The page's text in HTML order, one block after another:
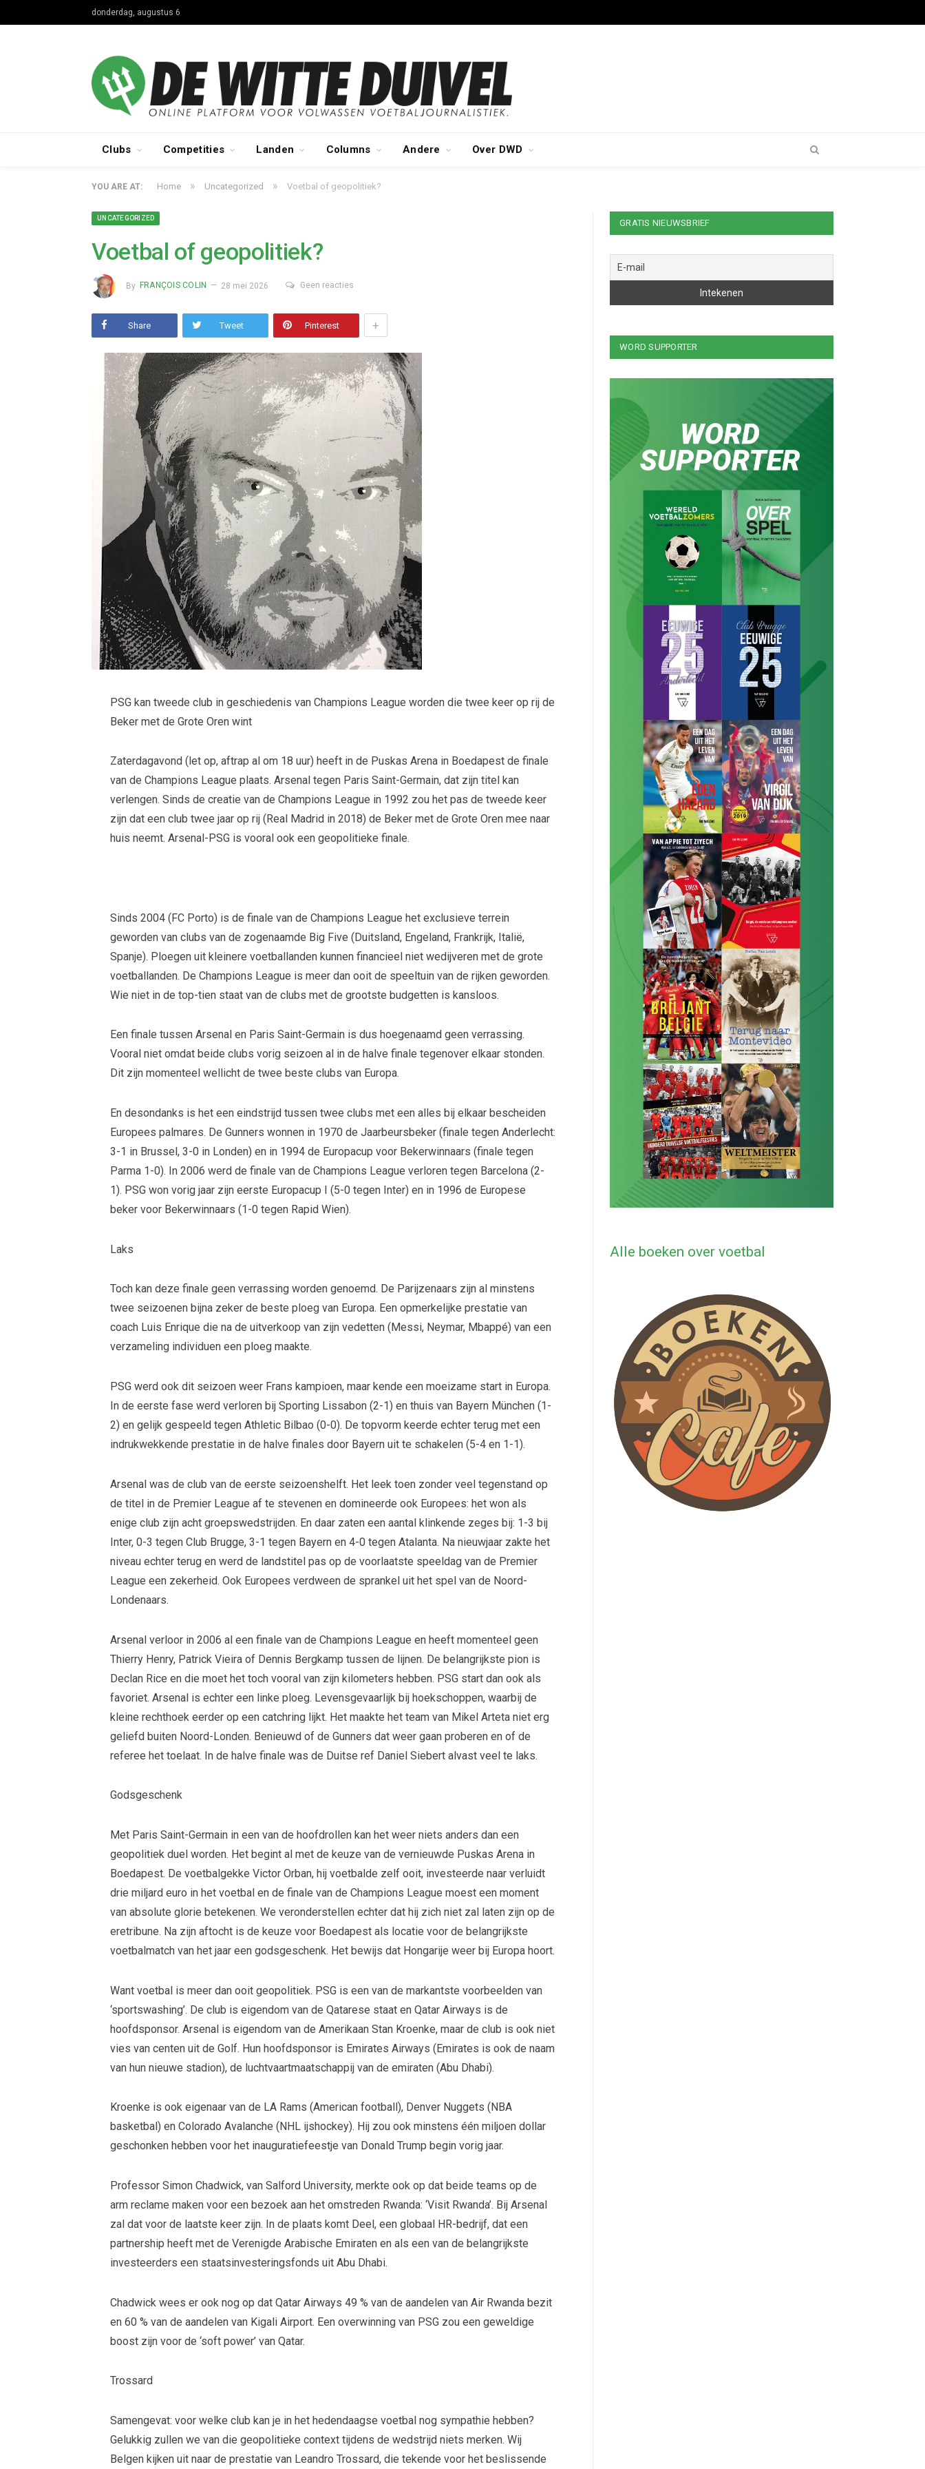
donderdag, augustus 6
Clubs Competities Landen Columns Andere Over DWD
YOU ARE AT: Home » Uncategorized » Voetbal of geopolitiek?
UNCATEGORIZED
Voetbal of geopolitiek?
By FRANÇOIS COLIN 28 mei 2026 Geen reacties
Share Tweet Pinterest +
PSG kan tweede club in geschiedenis van Champions League worden die twee keer op rij de
Beker met de Grote Oren wint
Zaterdagavond (let op, aftrap al om 18 uur) heeft in de Puskas Arena in Boedapest de finale
van de Champions League plaats. Arsenal tegen Paris Saint-Germain, dat zijn titel kan
verlengen. Sinds de creatie van de Champions League in 1992 zou het pas de tweede keer
zijn dat een club twee jaar op rij (Real Madrid in 2018) de Beker met de Grote Oren mee naar
huis neemt. Arsenal-PSG is vooral ook een geopolitieke finale.
Sinds 2004 (FC Porto) is de finale van de Champions League het exclusieve terrein
geworden van clubs van de zogenaamde Big Five (Duitsland, Engeland, Frankrijk, Italië,
Spanje). Ploegen uit kleinere voetballanden kunnen financieel niet wedijveren met de grote
voetballanden. De Champions League is meer dan ooit de speeltuin van de rijken geworden.
Wie niet in de top-tien staat van de clubs met de grootste budgetten is kansloos.
Een finale tussen Arsenal en Paris Saint-Germain is dus hoegenaamd geen verrassing.
Vooral niet omdat beide clubs vorig seizoen al in de halve finale tegenover elkaar stonden.
Dit zijn momenteel wellicht de twee beste clubs van Europa.
En desondanks is het een eindstrijd tussen twee clubs met een alles bij elkaar bescheiden
Europees palmares. De Gunners wonnen in 1970 de Jaarbeursbeker (finale tegen Anderlecht:
3-1 in Brussel, 3-0 in Londen) en in 1994 de Europacup voor Bekerwinnaars (finale tegen
Parma 1-0). In 2006 werd de finale van de Champions League verloren tegen Barcelona (2-
1). PSG won vorig jaar zijn eerste Europacup I (5-0 tegen Inter) en in 1996 de Europese
beker voor Bekerwinnaars (1-0 tegen Rapid Wien).
Laks
Toch kan deze finale geen verrassing worden genoemd. De Parijzenaars zijn al minstens
twee seizoenen bijna zeker de beste ploeg van Europa. Een opmerkelijke prestatie van
coach Luis Enrique die na de uitverkoop van zijn vedetten (Messi, Neymar, Mbappé) van een
verzameling individuen een ploeg maakte.
PSG werd ook dit seizoen weer Frans kampioen, maar kende een moeizame start in Europa.
In de eerste fase werd verloren bij Sporting Lissabon (2-1) en thuis van Bayern München (1-
2) en gelijk gespeeld tegen Athletic Bilbao (0-0). De topvorm keerde echter terug met een
indrukwekkende prestatie in de halve finales door Bayern uit te schakelen (5-4 en 1-1).
Arsenal was de club van de eerste seizoenshelft. Het leek toen zonder veel tegenstand op
de titel in de Premier League af te stevenen en domineerde ook Europees: het won als
enige club zijn acht groepswedstrijden. En daar zaten een aantal klinkende zeges bij: 1-3 bij
Inter, 0-3 tegen Club Brugge, 3-1 tegen Bayern en 4-0 tegen Atalanta. Na nieuwjaar zakte het
niveau echter terug en werd de landstitel pas op de voorlaatste speeldag van de Premier
League een zekerheid. Ook Europees verdween de sprankel uit het spel van de Noord-
Londenaars.
Arsenal verloor in 2006 al een finale van de Champions League en heeft momenteel geen
Thierry Henry, Patrick Vieira of Dennis Bergkamp tussen de lijnen. De belangrijkste pion is
Declan Rice en die moet het toch vooral van zijn kilometers hebben. PSG start dan ook als
favoriet. Arsenal is echter een linke ploeg. Levensgevaarlijk bij hoekschoppen, waarbij de
kleine rechthoek eerder op een catchring lijkt. Het maakte het team van Mikel Arteta niet erg
geliefd buiten Noord-Londen. Benieuwd of de Gunners dat weer gaan proberen en of de
referee het toelaat. In de halve finale was de Duitse ref Daniel Siebert alvast veel te laks.
Godsgeschenk
Met Paris Saint-Germain in een van de hoofdrollen kan het weer niets anders dan een
geopolitiek duel worden. Het begint al met de keuze van de vernieuwde Puskas Arena in
Boedapest. De voetbalgekke Victor Orban, hij voetbalde zelf ooit, investeerde naar verluidt
drie miljard euro in het voetbal en de finale van de Champions League moest een moment
van absolute glorie betekenen. We veronderstellen echter dat hij zich niet zal laten zijn op de
eretribune. Na zijn aftocht is de keuze voor Boedapest als locatie voor de belangrijkste
voetbalmatch van het jaar een godsgeschenk. Het bewijs dat Hongarije weer bij Europa hoort.
Want voetbal is meer dan ooit geopolitiek. PSG is een van de markantste voorbeelden van
‘sportswashing’. De club is eigendom van de Qatarese staat en Qatar Airways is de
hoofdsponsor. Arsenal is eigendom van de Amerikaan Stan Kroenke, maar de club is ook niet
vies van centen uit de Golf. Hun hoofdsponsor is Emirates Airways (Emirates is ook de naam
van hun nieuwe stadion), de luchtvaartmaatschappij van de emiraten (Abu Dhabi).
Kroenke is ook eigenaar van de LA Rams (American football), Denver Nuggets (NBA
basketbal) en Colorado Avalanche (NHL ijshockey). Hij zou ook minstens één miljoen dollar
geschonken hebben voor het inauguratiefeestje van Donald Trump begin vorig jaar.
Professor Simon Chadwick, van Salford University, merkte ook op dat beide teams op de
arm reclame maken voor een bezoek aan het omstreden Rwanda: ‘Visit Rwanda’. Bij Arsenal
zal dat voor de laatste keer zijn. In de plaats komt Deel, een globaal HR-bedrijf, dat een
partnership heeft met de Verenigde Arabische Emiraten en als een van de belangrijkste
investeerders een staatsinvesteringsfonds uit Abu Dhabi.
Chadwick wees er ook nog op dat Qatar Airways 49 % van de aandelen van Air Rwanda bezit
en 60 % van de aandelen van Kigali Airport. Een overwinning van PSG zou een geweldige
boost zijn voor de ‘soft power’ van Qatar.
Trossard
Samengevat: voor welke club kan je in het hedendaagse voetbal nog sympathie hebben?
Gelukkig zullen we van die geopolitieke context tijdens de wedstrijd niets merken. Wij
Belgen kijken uit naar de prestatie van Leandro Trossard, die tekende voor het beslissende
GRATIS NIEUWSBRIEF
WORD SUPPORTER
Alle boeken over voetbal